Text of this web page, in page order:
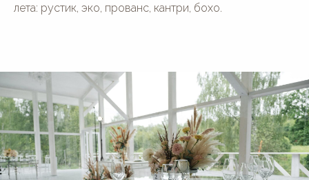
лета: рустик, эко, прованс, кантри, бохо.